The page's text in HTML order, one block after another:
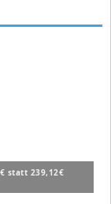
statt 239,12€